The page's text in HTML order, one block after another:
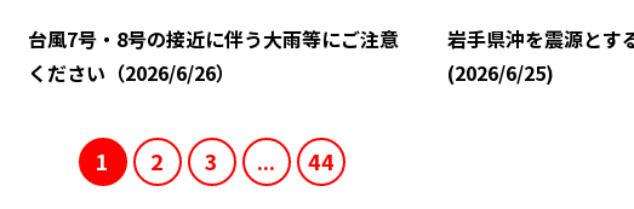
台風7号・8号の接近に伴う大雨等にご注意
ください（2026/6/26）
岩手県沖を震源とす
(2026/6/25)
1 2 3 ... 44